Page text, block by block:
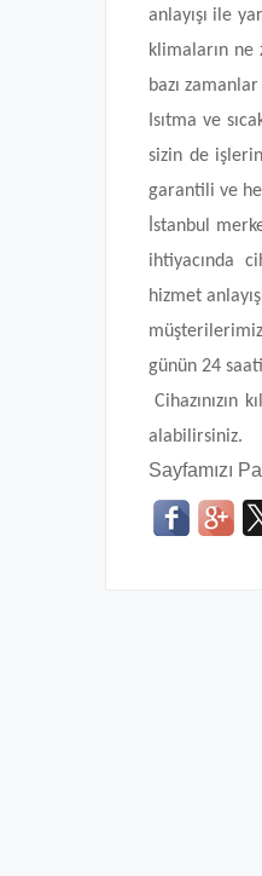
anlayışı ile
klimaların ne
bazı
Isıtma ve
sizin de
garantili ve
İstanbul
ihtiyacında
hizmet
günün 24
Cihazınızın
alabilirsiniz.
Sayfamızı